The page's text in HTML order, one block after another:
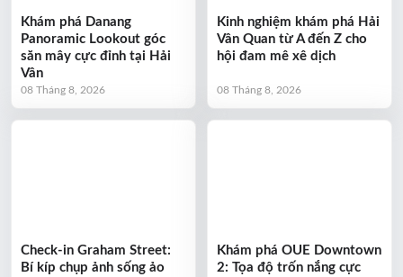
Khám phá Danang
Panoramic Lookout góc
săn mây cực đỉnh tại Hải
Vân
08 Tháng 8, 2026
Kinh nghiệm khám phá Hải
Vân Quan từ A đến Z cho
hội đam mê xê dịch
08 Tháng 8, 2026
Check-in Graham Street:
Bí kíp chụp ảnh sống ảo
Khám phá OUE Downtown
2: Tọa độ trốn nắng cực